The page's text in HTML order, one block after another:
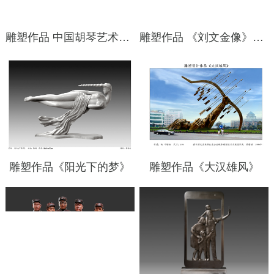
雕塑作品 中国胡琴艺术博物馆《东方弦魂》 雕塑作品 《刘文金像》材质：铸铜 尺寸：1米 安放地点：北京八达岭公墓
雕塑作品《阳光下的梦》 雕塑作品《大汉雄风》